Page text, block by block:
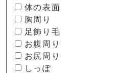
体の表面
胸周り
足飾り毛
お腹周り
お尻周り
しっぽ